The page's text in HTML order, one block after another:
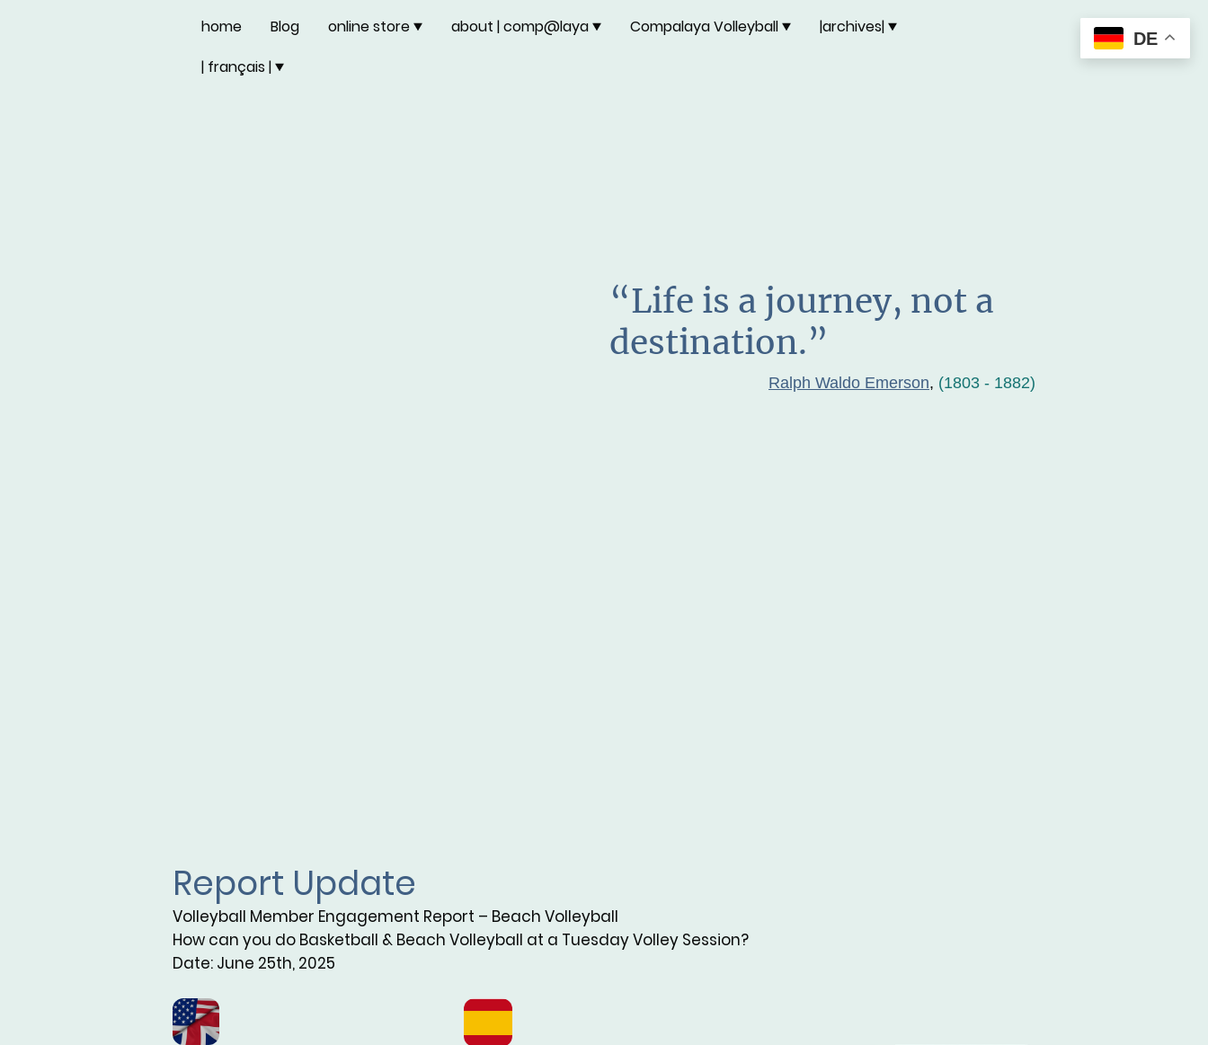
home Blog online store about | comp@laya Compalaya Volleyball
|archives|
| français |
“Life is a journey, not a
destination.”
Ralph Waldo Emerson, (1803 - 1882)
Report Update
Volleyball Member Engagement Report – Beach Volleyball
How can you do Basketball & Beach Volleyball at a Tuesday Volley Session?
Date: June 25th, 2025
DE